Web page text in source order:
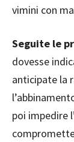
vimini con
Seguite le
dovesse
anticipate la
poi impedire